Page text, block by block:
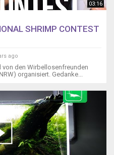
03:16
SHRIMP CONTEST
ago
von den Wirbellosenfreunden
organisiert. Gedanke...